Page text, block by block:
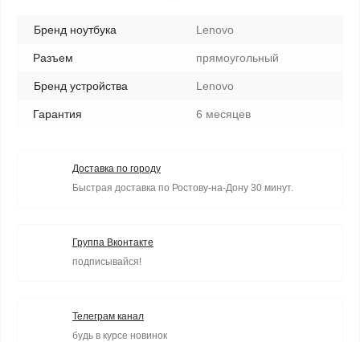
Бренд ноутбука Lenovo
Разъем прямоугольный
Бренд устройства Lenovo
Гарантия 6 месяцев
Доставка по городу
Быстрая доставка по Ростову-на-Дону 30 минут.
Группа Вконтакте
подписывайся!
Телеграм канал
будь в курсе новинок